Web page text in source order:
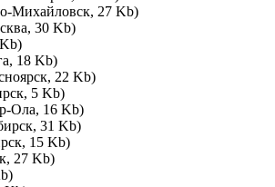
Михайловск, 27 Kb)
30 Kb)
18 Kb)
22 Kb)
5 Kb)
Ола, 16 Kb)
31 Kb)
15 Kb)
27 Kb)